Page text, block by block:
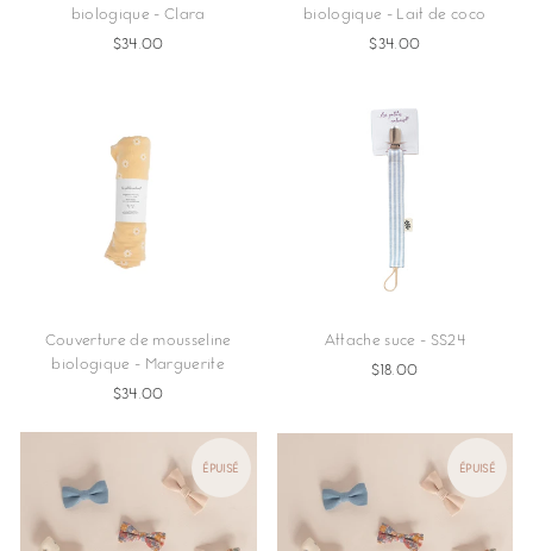
biologique - Clara
$34.00
biologique - Lait de coco
$34.00
Couverture de mousseline
biologique - Marguerite
$34.00
Attache suce - SS24
$18.00
ÉPUISÉ ÉPUISÉ